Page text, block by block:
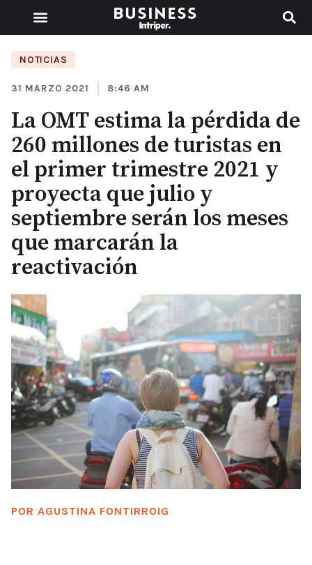
NOTICIAS
31 MARZO 2021 8:46 AM
La OMT estima la pérdida de
260 millones de turistas en
el primer trimestre 2021 y
proyecta que julio y
septiembre serán los meses
que marcarán la
reactivación
POR AGUSTINA FONTIRROIG